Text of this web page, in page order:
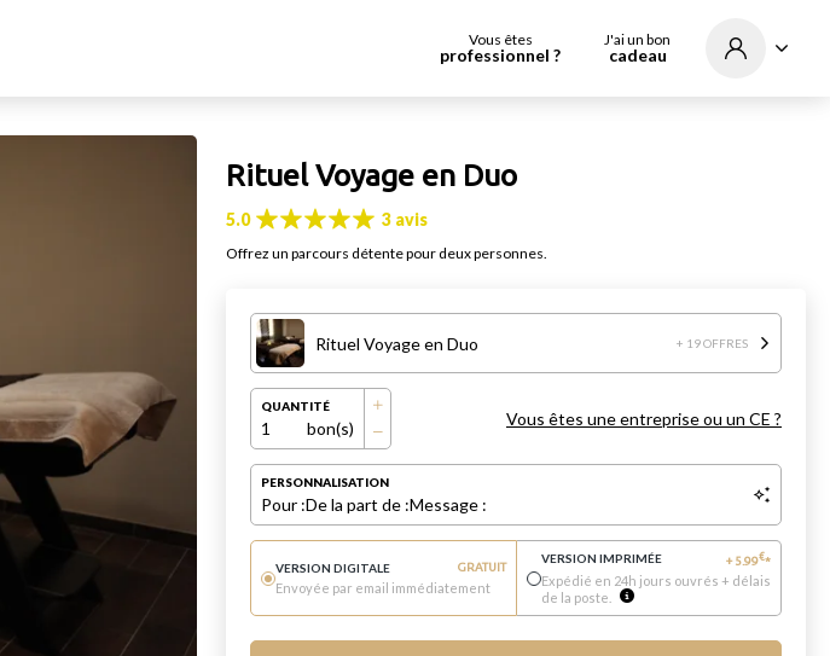
Vous êtes
professionnel ?
J'ai un bon
cadeau
Rituel Voyage en Duo
5.0 3 avis
Offrez un parcours détente pour deux personnes.
Rituel Voyage en Duo + 19 OFFRES
QUANTITÉ
1 bon(s) Vous êtes une entreprise ou un CE ?
PERSONNALISATION
Pour :De la part de :Message :
VERSION DIGITALE GRATUIT
Envoyée par email immédiatement
VERSION IMPRIMÉE +5.99€*
Expédié en 24h jours ouvrés + délais
de la poste.